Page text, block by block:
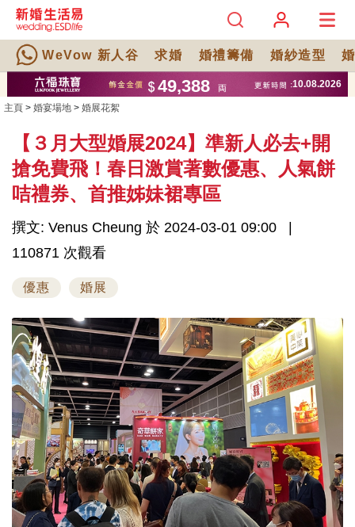
WeVow 新人谷 求婚 婚禮籌備 婚紗造型
主頁 > 婚宴場地 > 婚展花絮
【３月大型婚展2024】準新人必去+開
搶免費飛！春日激賞著數優惠、人氣餅
咭禮券、首推姊妹裙專區
撰文: Venus Cheung 於 2024-03-01 09:00
110871 次觀看
優惠 婚展